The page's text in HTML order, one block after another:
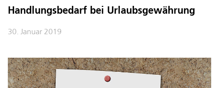
Handlungsbedarf bei Urlaubsgewährung
30. Januar 2019